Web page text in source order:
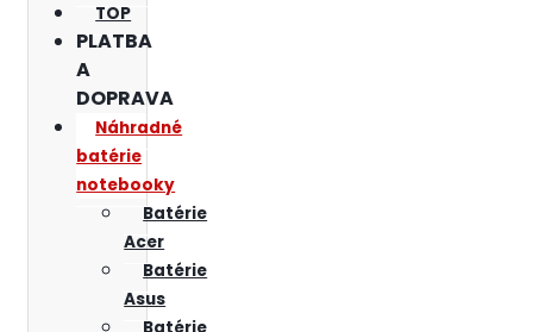
TOP
PLATBA
A
DOPRAVA
Náhradné
batérie
notebooky
Batérie
Acer
Batérie
Asus